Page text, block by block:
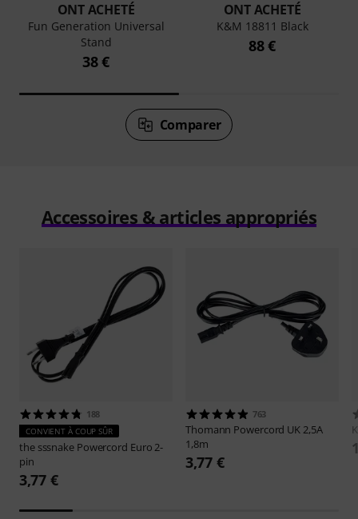
ONT ACHETÉ
Fun Generation Universal
Stand
38 €
ONT ACHETÉ
K&M 18811 Black
88 €
Comparer
Accessoires & articles appropriés
188
CONVIENT À COUP SÛR
the sssnake Powercord Euro 2-
pin
3,77 €
763
Thomann Powercord UK 2,5A
1,8m
3,77 €